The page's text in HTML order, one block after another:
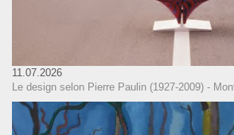
11.07.2026
Le design selon Pierre Paulin (1927-2009) -